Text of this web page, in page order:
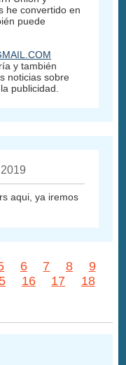
he convertido en
puede
y también
noticias sobre
publicidad.
aqui, ya iremos
6 7 8
9
16 17
18